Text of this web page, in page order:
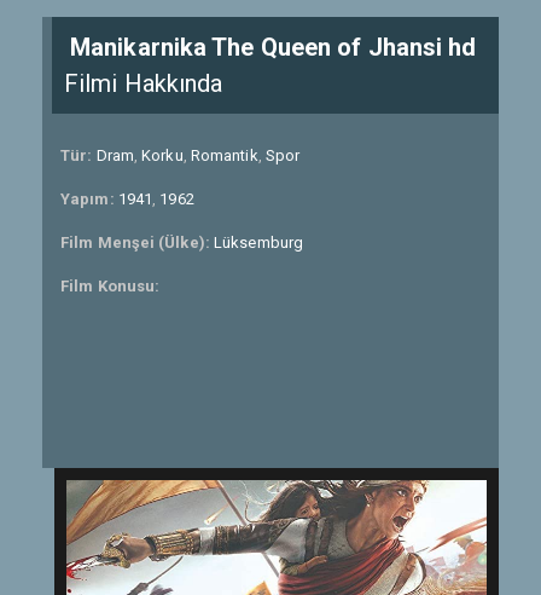
Manikarnika The Queen of Jhansi hd
Filmi Hakkında
Tür: Dram,Korku, Romantik, Spor
Yapım: 1941 , 1962
Film Menşei (Ülke): Lüksemburg
Film Konusu: